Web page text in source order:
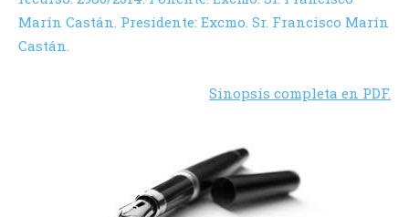
Marín Castán. Presidente: Excmo. Sr. Francisco Marín
Castán.
Sinopsis completa en PDF.